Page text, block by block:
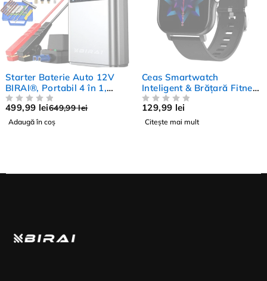
Starter Baterie Auto 12V
BIRAI®, Portabil 4 în 1,
12000 mAh, Jump Starter
1500A, Compresor Auto,
Lanternă LED, Baterie
649,99lei
499,99 lei
Adaugă în coș
Ceas Smartwatch
Inteligent & Brățară Fitness
BIRAI® – Display 1.69"
TFT, Apeluri & Notificări,
Monitorizare Sănătate,
129,99 lei
Citește mai mult